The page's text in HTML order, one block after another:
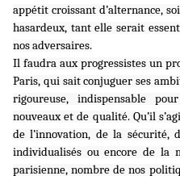
appétit croissant d’alternance,
hasardeux, tant elle serait
nos adversaires.
Il faudra aux progressistes un
Paris, qui sait conjuguer ses
rigoureuse, indispensable
nouveaux et de qualité. Qu’il
de l’innovation, de la sécurité,
individualisés ou encore de la
parisienne, nombre de nos